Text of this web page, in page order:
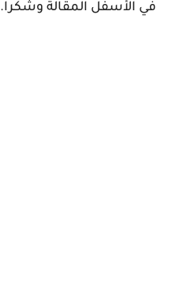
في الأسفل المقالة وشكرا.